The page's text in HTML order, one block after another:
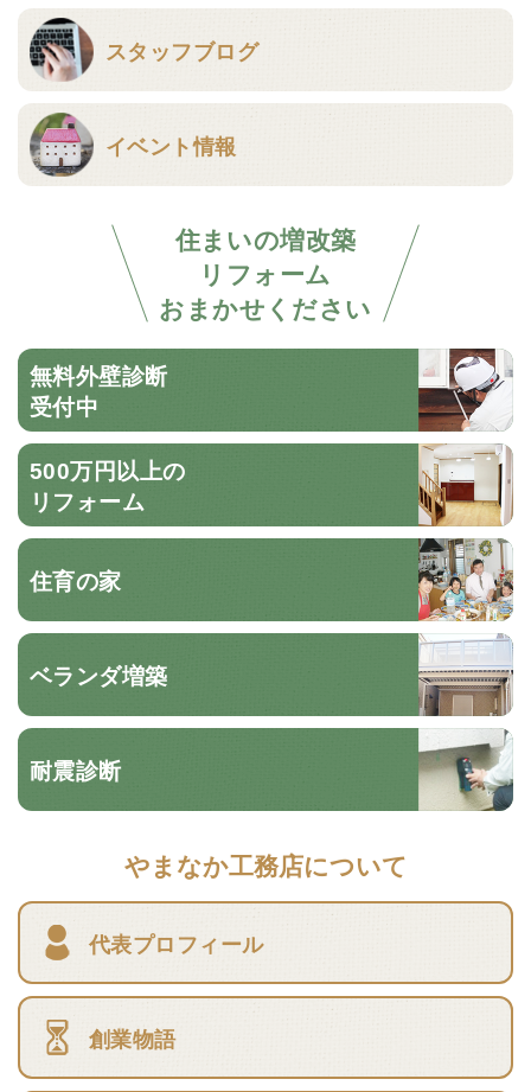
スタッフブログ
イベント情報
住まいの増改築
リフォーム
おまかせください
無料外壁診断
受付中
500万円以上の
リフォーム
住育の家
ベランダ増築
耐震診断
やまなか工務店について
代表プロフィール
創業物語